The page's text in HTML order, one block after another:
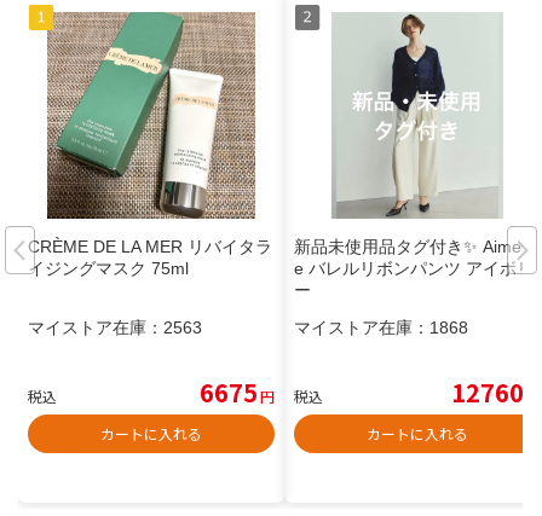
CRÈME DE LA MER リバイタラ
イジングマスク 75ml
マイストア在庫： 2563
税込 6675円
カートに入れる
新品未使用品タグ付き✨️ Aimein
e バレルリボンパンツ アイボリ
ー
マイストア在庫： 1868
税込 12760
カートに入れる